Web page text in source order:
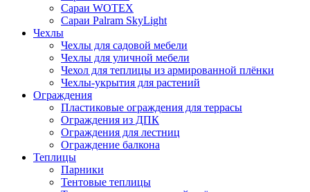
Сараи WOTEX
Сараи Palram SkyLight
Чехлы
Чехлы для садовой мебели
Чехлы для уличной мебели
Чехол для теплицы из армированной плёнки
Чехлы-укрытия для растений
Ограждения
Пластиковые ограждения для террасы
Ограждения из ДПК
Ограждения для лестниц
Ограждение балкона
Теплицы
Парники
Тентовые теплицы